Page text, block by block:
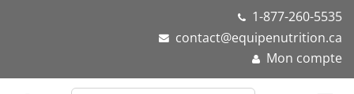
1-877-260-5535
contact@equipenutrition.ca
Mon compte